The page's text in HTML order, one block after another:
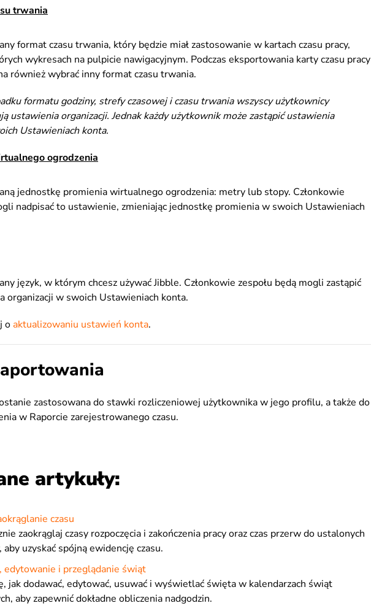
trwania
format czasu trwania, który będzie miał zastosowanie w kartach czasu pracy,
wykresach na pulpicie nawigacyjnym. Podczas eksportowania karty czasu pracy
również wybrać inny format czasu trwania.
formatu godziny, strefy czasowej i czasu trwania wszyscy użytkownicy
ustawienia organizacji. Jednak każdy użytkownik może zastąpić ustawienia
Ustawieniach konta.
ogrodzenia
jednostkę promienia wirtualnego ogrodzenia: metry lub stopy. Członkowie
nadpisać to ustawienie, zmieniając jednostkę promienia w swoich Ustawieniach
język, w którym chcesz używać Jibble. Członkowie zespołu będą mogli zastąpić
organizacji w swoich Ustawieniach konta.
oaktualizowaniu ustawień konta.
zastosowana do stawki rozliczeniowej użytkownika w jego profilu, a także do
w Raporcie zarejestrowanego czasu.
artykuły:
czasu
zaokrąglaj czasy rozpoczęcia i zakończenia pracy oraz czas przerw do ustalonych
aby uzyskać spójną ewidencję czasu.
edytowanie i przeglądanie świąt
jak dodawać, edytować, usuwać i wyświetlać święta w kalendarzach świąt
aby zapewnić dokładne obliczenia nadgodzin.